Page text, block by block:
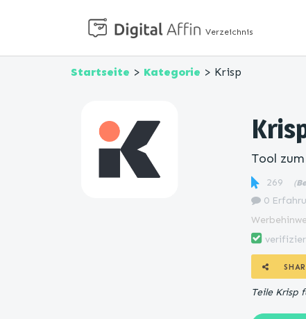
Verzeichnis
Startseite > Kategorie > Krisp
Tool
269 (
0
Teile Krisp